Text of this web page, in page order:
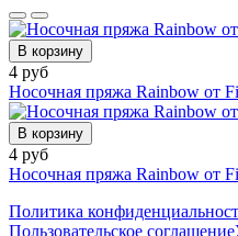
В корзину
4 руб
Носочная пряжа Rainbow от
В корзину
4 руб
Носочная пряжа Rainbow от
Политика
Пользовательское соглашение